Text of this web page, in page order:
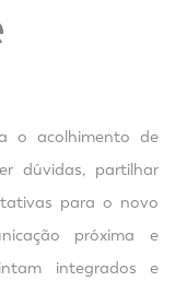
o acolhimento de
dúvidas, partilhar
para o novo
próxima e
integrados e